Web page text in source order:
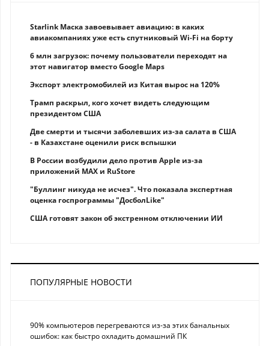
Starlink Маска завоевывает авиацию: в каких
авиакомпаниях уже есть спутниковый Wi-Fi на борту
6 млн загрузок: почему пользователи переходят на
этот навигатор вместо Google Maps
Экспорт электромобилей из Китая вырос на 120%
Трамп раскрыл, кого хочет видеть следующим
президентом США
Две смерти и тысячи заболевших из-за салата в США
- в Казахстане оценили риск вспышки
В России возбудили дело против Apple из-за
приложений MAX и RuStore
"Буллинг никуда не исчез". Что показала экспертная
оценка госпрограммы "ДосболLike"
США готовят закон об экстренном отключении ИИ
ПОПУЛЯРНЫЕ НОВОСТИ
90% компьютеров перегреваются из-за этих банальных
ошибок: как быстро охладить домашний ПК